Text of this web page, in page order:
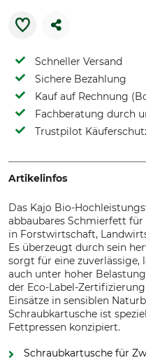
Schneller Versand
Sichere Bezahlung
Kauf auf Rechnung
Fachberatung durch
Trustpilot
Artikelinfos
Das Kajo Bio-
abbaubares Schmierfett
in Forstwirtschaft,
Es überzeugt durch sein
sorgt für eine zuverlässige,
auch unter hoher
der Eco-Label-
Einsätze in sensiblen
Schraubkartusche ist
Fettpressen konzipiert.
Schraubkartusche für